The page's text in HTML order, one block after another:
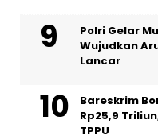
Polri Gelar
Wujudkan
Lancar
Bareskrim
Rp25,9
TPPU